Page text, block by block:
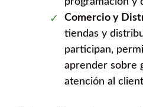
Comercio y
tiendas y
participan,
aprender sobre
atención al